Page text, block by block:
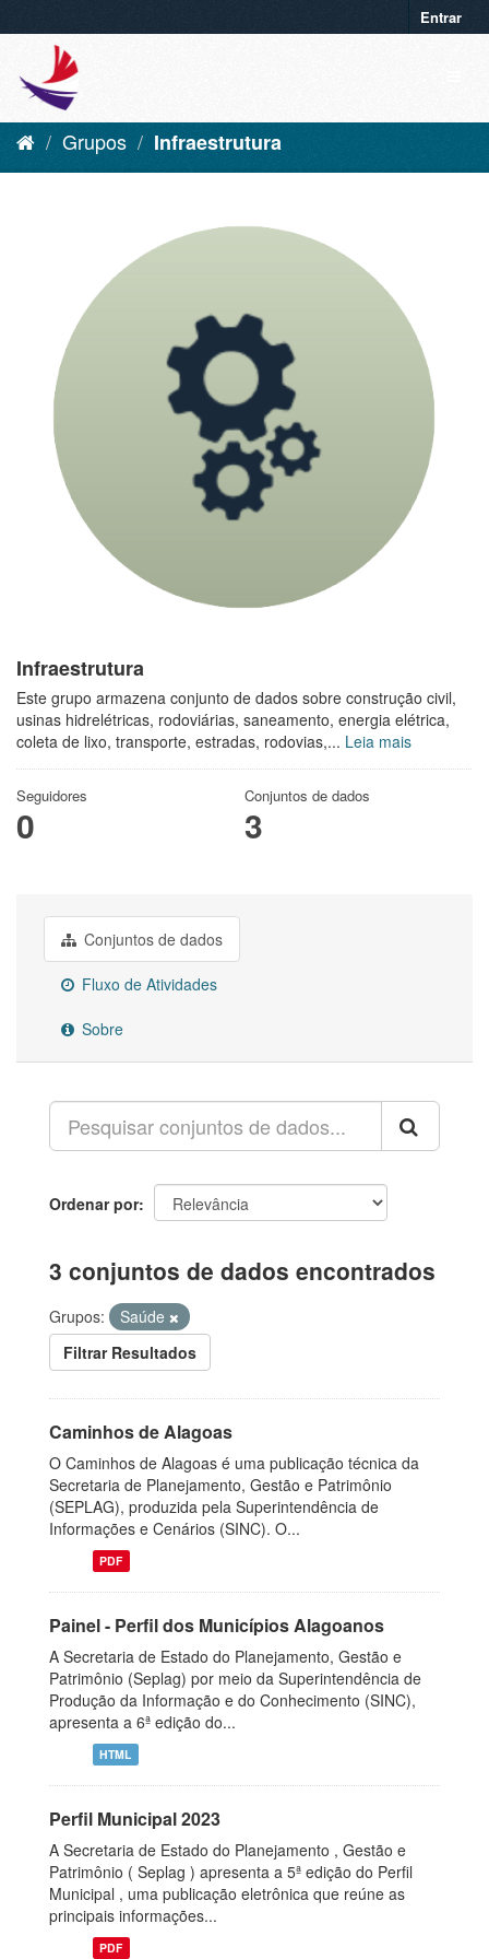
Entrar
Grupos Infraestrutura
Infraestrutura
Este grupo armazena conjunto de dados sobre construção civil,
usinas hidrelétricas, rodoviárias, saneamento, energia elétrica,
coleta de lixo, transporte, estradas, rodovias,... Leia mais
Seguidores
0
Conjuntos de dados
3
Conjuntos de dados
Fluxo de Atividades
Sobre
Ordenar por
3 conjuntos de dados encontrados
Grupos:
Saúde
Filtrar Resultados
Caminhos de Alagoas
O Caminhos de Alagoas é uma publicação técnica da
Secretaria de Planejamento, Gestão e Patrimônio
(SEPLAG), produzida pela Superintendência de
Informações e Cenários (SINC). O...
PDF
Painel - Perfil dos Municípios Alagoanos
A Secretaria de Estado do Planejamento, Gestão e
Patrimônio (Seplag) por meio da Superintendência de
Produção da Informação e do Conhecimento (SINC),
apresenta a 6ª edição do...
HTML
Perfil Municipal 2023
A Secretaria de Estado do Planejamento , Gestão e
Patrimônio ( Seplag ) apresenta a 5ª edição do Perfil
Municipal , uma publicação eletrônica que reúne as
principais informações...
PDF